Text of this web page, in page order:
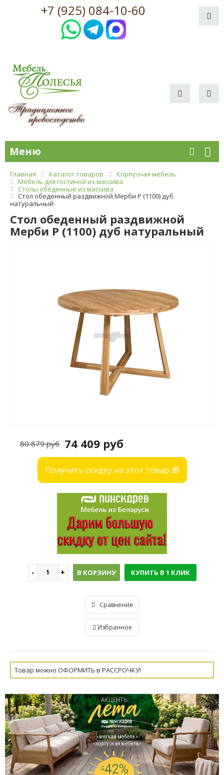
+7 (925) 084-10-60
Меню
Главная Каталог товаров
Корпусная мебель
Мебель для гостиной из массива
Столы обеденные из массива
Стол обеденный раздвижной Мерби Р (1100) дуб
натуральный
Стол обеденный раздвижной
Мерби Р (1100) дуб натуральный
74 409 руб
80 879 руб
Получить скидку на этот товар 🎁
В КОРЗИНУ КУПИТЬ В 1 КЛИК
Сравнение
Избранное
Товар можно ОФОРМИТЬ в РАССРОЧКУ!